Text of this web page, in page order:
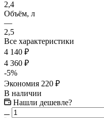
2,4
Объём, л
—
2,5
Все характеристики
4 140 ₽
4 360 ₽
-5%
Экономия 220 ₽
В наличии
Нашли дешевле?